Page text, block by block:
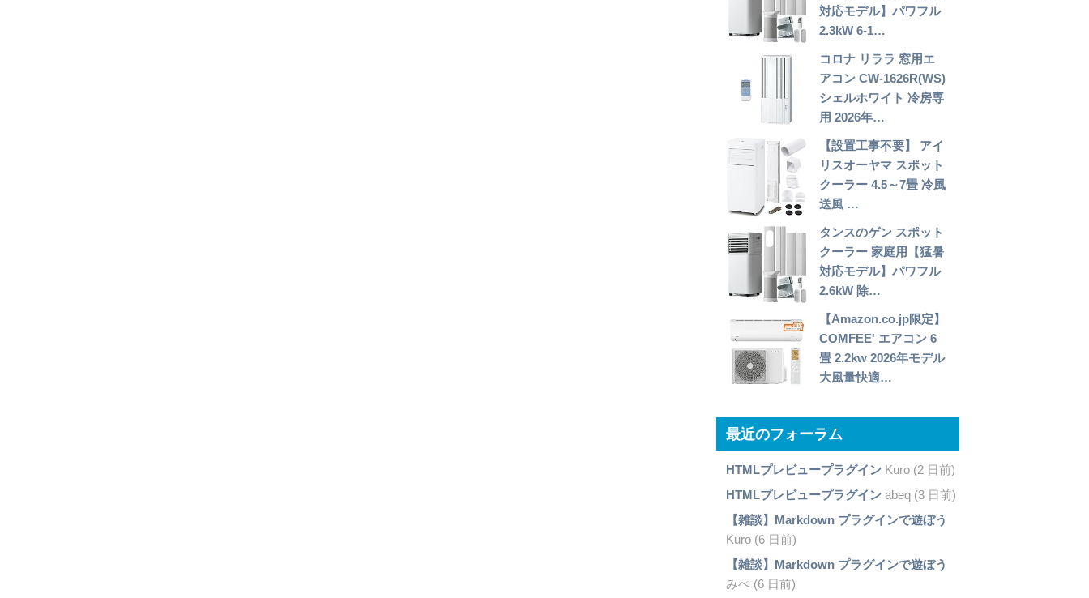
対応モデル】パワフル
2.3kW 6-1…
コロナ リララ 窓用エ
アコン CW-1626R(WS)
シェルホワイト 冷房専
用 2026年…
【設置工事不要】 アイ
リスオーヤマ スポット
クーラー 4.5～7畳 冷風
送風 …
タンスのゲン スポット
クーラー 家庭用【猛暑
対応モデル】パワフル
2.6kW 除…
【Amazon.co.jp限定】
COMFEE' エアコン 6
畳 2.2kw 2026年モデル
大風量快適…
最近のフォーラム
HTMLプレビュープラグインKuro (2 日前)
HTMLプレビュープラグインabeq (3 日前)
【雑談】Markdown プラグインで遊ぼう
Kuro (6 日前)
【雑談】Markdown プラグインで遊ぼう
みぺ (6 日前)